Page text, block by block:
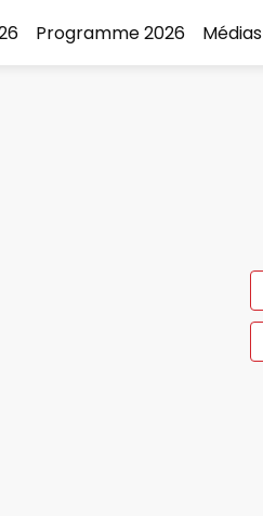
Programme 2026 Médias